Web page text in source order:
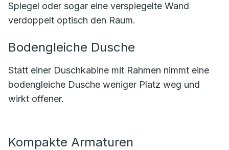
Spiegel oder sogar eine verspiegelte Wand
verdoppelt optisch den Raum.
Bodengleiche Dusche
Statt einer Duschkabine mit Rahmen nimmt eine
bodengleiche Dusche weniger Platz weg und
wirkt offener.
Kompakte Armaturen